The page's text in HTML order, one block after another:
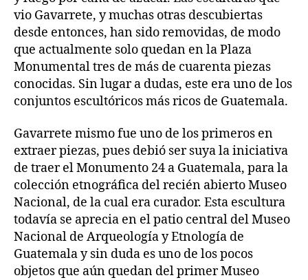
vio Gavarrete, y muchas otras descubiertas
desde entonces, han sido removidas, de modo
que actualmente solo quedan en la Plaza
Monumental tres de más de cuarenta piezas
conocidas. Sin lugar a dudas, este era uno de los
conjuntos escultóricos más ricos de Guatemala.
Gavarrete mismo fue uno de los primeros en
extraer piezas, pues debió ser suya la iniciativa
de traer el Monumento 24 a Guatemala, para la
colección etnográfica del recién abierto Museo
Nacional, de la cual era curador. Esta escultura
todavía se aprecia en el patio central del Museo
Nacional de Arqueología y Etnología de
Guatemala y sin duda es uno de los pocos
objetos que aún quedan del primer Museo